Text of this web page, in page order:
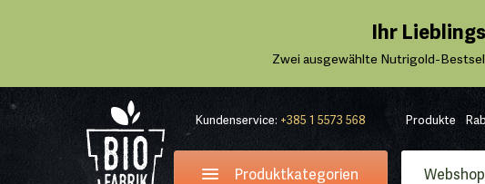
Ihr
Zwei ausgewählte Nutrigold-
Kundenservice: +385 1 5573 568
Produktkategorien
Produkte